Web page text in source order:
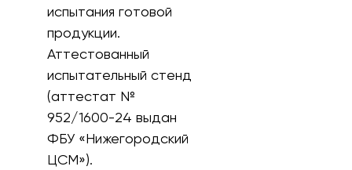
испытания готовой
продукции.
Аттестованный
испытательный стенд
(аттестат №
952/1600-24 выдан
ФБУ «Нижегородский
ЦСМ»).